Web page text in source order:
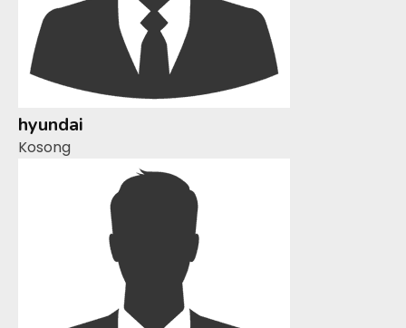
hyundai
Kosong